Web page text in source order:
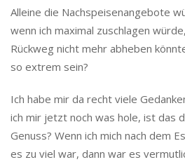
Alleine die Nachspeisenangebote
wenn ich maximal zuschlagen
Rückweg nicht mehr abheben
so extrem sein?
Ich habe mir da recht viele
ich mir jetzt noch was hole, ist das
Genuss? Wenn ich mich nach dem
es zu viel war, dann war es